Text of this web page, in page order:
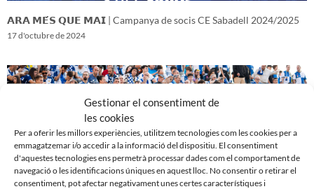
Gestionar el consentiment de
les cookies
Per a oferir les millors experiències, utilitzem tecnologies com les cookies per a
emmagatzemar i/o accedir a la informació del dispositiu. El consentiment
d'aquestes tecnologies ens permetrà processar dades com el comportament de
navegació o les identificacions úniques en aquest lloc. No consentir o retirar el
consentiment, pot afectar negativament unes certes característiques i
𝗔𝗥𝗔 𝗠𝗘́𝗦 𝗤𝗨𝗘 𝗠𝗔𝗜 | Campanya de socis CE Sabadell 2024/2025
17 d'octubre de 2024